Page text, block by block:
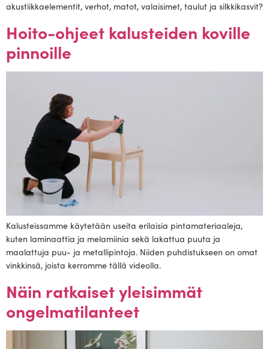
akustiikkaelementit, verhot, matot, valaisimet, taulut ja silkkikasvit?
Hoito-ohjeet kalusteiden koville
pinnoille
Kalusteissamme käytetään useita erilaisia pintamateriaaleja,
kuten laminaattia ja melamiinia sekä lakattua puuta ja
maalattuja puu- ja metallipintoja. Niiden puhdistukseen on omat
vinkkinsä, joista kerromme tällä videolla.
Näin ratkaiset yleisimmät
ongelmatilanteet